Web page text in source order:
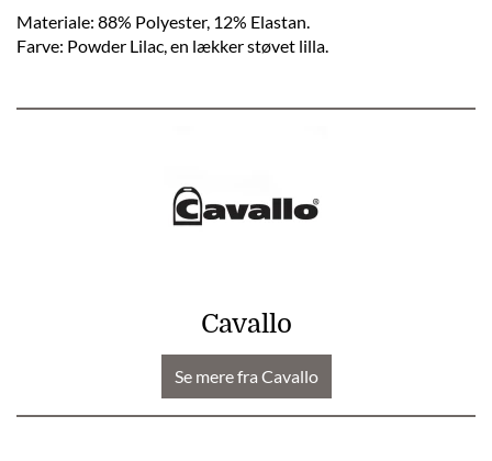
Materiale: 88% Polyester, 12% Elastan.
Farve: Powder Lilac, en lækker støvet lilla.
Cavallo
Se mere fra Cavallo